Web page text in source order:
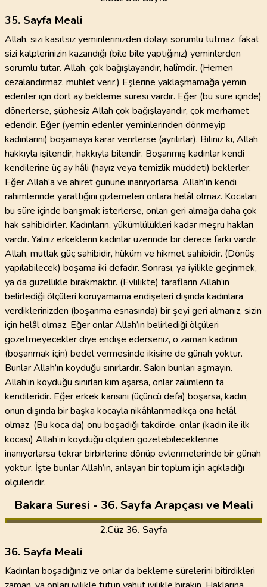
35. Sayfa Meali
Allah, sizi kasıtsız yeminlerinizden dolayı sorumlu tutmaz, fakat
sizi kalplerinizin kazandığı (bile bile yaptığınız) yeminlerden
sorumlu tutar. Allah, çok bağışlayandır, halîmdir. (Hemen
cezalandırmaz, mühlet verir.) Eşlerine yaklaşmamağa yemin
edenler için dört ay bekleme süresi vardır. Eğer (bu süre içinde)
dönerlerse, şüphesiz Allah çok bağışlayandır, çok merhamet
edendir. Eğer (yemin edenler yeminlerinden dönmeyip
kadınlarını) boşamaya karar verirlerse (ayrılırlar). Biliniz ki, Allah
hakkıyla işitendir, hakkıyla bilendir. Boşanmış kadınlar kendi
kendilerine üç ay hâli (hayız veya temizlik müddeti) beklerler.
Eğer Allah’a ve ahiret gününe inanıyorlarsa, Allah’ın kendi
rahimlerinde yarattığını gizlemeleri onlara helâl olmaz. Kocaları
bu süre içinde barışmak isterlerse, onları geri almağa daha çok
hak sahibidirler. Kadınların, yükümlülükleri kadar meşru hakları
vardır. Yalnız erkeklerin kadınlar üzerinde bir derece farkı vardır.
Allah, mutlak güç sahibidir, hüküm ve hikmet sahibidir. (Dönüş
yapılabilecek) boşama iki defadır. Sonrası, ya iyilikle geçinmek,
ya da güzellikle bırakmaktır. (Evlilikte) tarafların Allah’ın
belirlediği ölçüleri koruyamama endişeleri dışında kadınlara
verdiklerinizden (boşanma esnasında) bir şeyi geri almanız, sizin
için helâl olmaz. Eğer onlar Allah’ın belirlediği ölçüleri
gözetmeyecekler diye endişe ederseniz, o zaman kadının
(boşanmak için) bedel vermesinde ikisine de günah yoktur.
Bunlar Allah’ın koyduğu sınırlardır. Sakın bunları aşmayın.
Allah’ın koyduğu sınırları kim aşarsa, onlar zalimlerin ta
kendileridir. Eğer erkek karısını (üçüncü defa) boşarsa, kadın,
onun dışında bir başka kocayla nikâhlanmadıkça ona helâl
olmaz. (Bu koca da) onu boşadığı takdirde, onlar (kadın ile ilk
kocası) Allah’ın koyduğu ölçüleri gözetebileceklerine
inanıyorlarsa tekrar birbirlerine dönüp evlenmelerinde bir günah
yoktur. İşte bunlar Allah’ın, anlayan bir toplum için açıkladığı
ölçüleridir.
Bakara Suresi - 36. Sayfa Arapçası ve Meali
2.Cüz 36. Sayfa
36. Sayfa Meali
Kadınları boşadığınız ve onlar da bekleme sürelerini bitirdikleri